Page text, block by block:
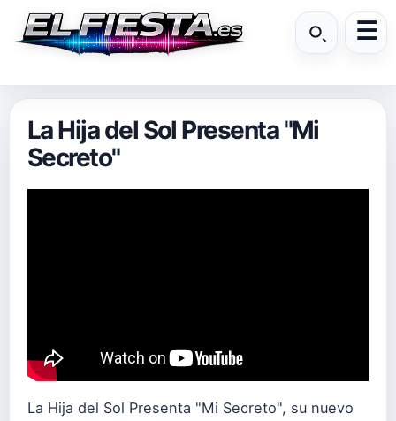
La Hija del Sol Presenta "Mi
Secreto"
La Hija del Sol Presenta "Mi Secreto", su nuevo